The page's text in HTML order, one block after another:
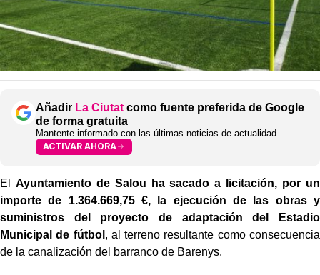
Añadir La Ciutat como fuente preferida de Google
de forma gratuita
Mantente informado con las últimas noticias de actualidad
ACTIVAR AHORA
El Ayuntamiento de Salou ha sacado a licitación, por un
importe de 1.364.669,75 €, la ejecución de las obras y
suministros del proyecto de adaptación del Estadio
Municipal de fútbol , al terreno resultante como consecuencia
de la canalización del barranco de Barenys.